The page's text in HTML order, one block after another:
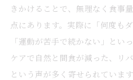
きかけることで、無理なく食事
点にあります。実際に「何度も
「運動が苦手で続かない」とい
ケアで自然と間食が減った、リ
という声が多く寄せられています